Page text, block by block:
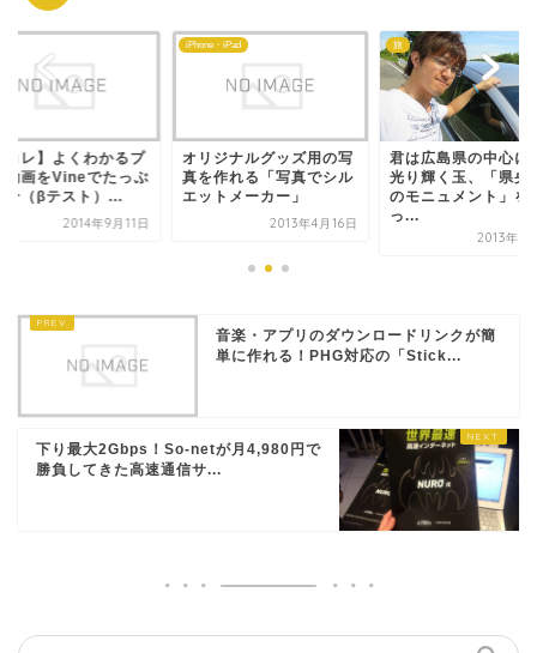
コレ】よくわかるプ
動画をVineでたっぷ
介（βテスト）...
2014年9月11日
iPhone・iPad
オリジナルグッズ用の写
真を作れる「写真でシル
エットメーカー」
2013年4月16日
旅
君は広島県の中心に
光り輝く玉、「県央
のモニュメント」を
っ...
2013年7
音楽・アプリのダウンロードリンクが簡
単に作れる！PHG対応の「Stick...
下り最大2Gbps！So-netが月4,980円で
勝負してきた高速通信サ...